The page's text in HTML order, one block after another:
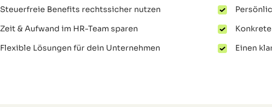
Steuerfreie Benefits rechtssicher nutzen
Zeit & Aufwand im HR-Team sparen
Flexible Lösungen für dein Unternehmen
Einen